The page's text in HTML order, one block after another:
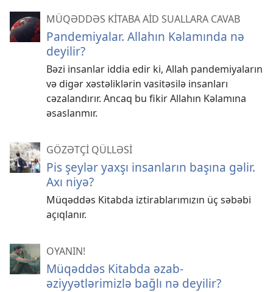
MÜQƏDDƏS KİTABA AİD SUALLARA CAVAB
Pandemiyalar. Allahın Kəlamında nə
deyilir?
Bəzi insanlar iddia edir ki, Allah pandemiyaların
və digər xəstəliklərin vasitəsilə insanları
cəzalandırır. Ancaq bu fikir Allahın Kəlamına
əsaslanmır.
GÖZƏTÇİ QÜLLƏSİ
Pis şeylər yaxşı insanların başına gəlir.
Axı niyə?
Müqəddəs Kitabda iztirablarımızın üç səbəbi
açıqlanır.
OYANIN!
Müqəddəs Kitabda əzab-
əziyyətlərimizlə bağlı nə deyilir?